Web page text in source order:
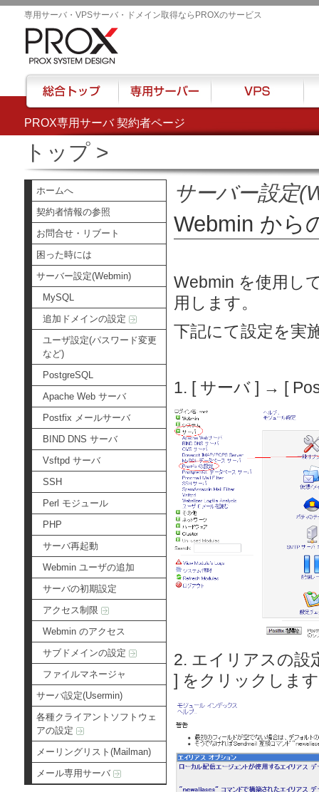
PROX専用サーバ 契約者ページ
専用サーバ・VPSサーバ・ドメイン取得ならPROXのサービス
トップ>
ホームへ
契約者情報の参照
お問合せ・リブート
困った時には
サーバー設定(Webmin)
MySQL
追加ドメインの設定
ユーザ設定(パスワード変更
など)
PostgreSQL
Apache Web サーバ
Postfix メールサーバ
BIND DNS サーバ
Vsftpd サーバ
SSH
Perl モジュール
PHP
サーバ再起動
Webmin ユーザの追加
サーバの初期設定
アクセス制限
Webmin のアクセス
サブドメインの設定
ファイルマネージャ
サーバ設定(Usermin)
各種クライアントソフトウェ
アの設定
メーリングリスト(Mailman)
メール専用サーバ
サーバー設定
Webmin から
Webmin を使用し
用します。
下記にて設定を実
1. [ サーバ ] → [
2. エイリアスの設
] をクリックします
総合トップ 専用サーバー VPS ハ